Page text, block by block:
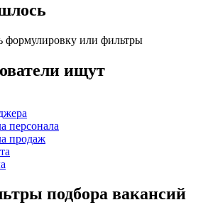
формулировку или фильтры
ищут
персонала
продаж
подбора вакансий